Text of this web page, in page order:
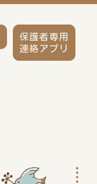
保護者専用
連絡アプリ